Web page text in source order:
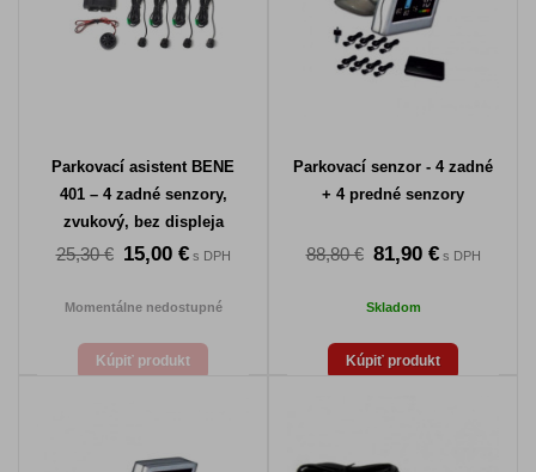
Parkovací asistent BENE
401 – 4 zadné senzory,
zvukový, bez displeja
25,30 € 15,00 €s DPH
Momentálne nedostupné
Kúpiť produkt
Parkovací senzor - 4 zadné
+ 4 predné senzory
88,80 € 81,90 €s DPH
Skladom
Kúpiť produkt